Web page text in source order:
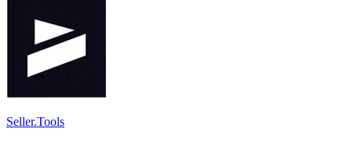
Seller.Tools